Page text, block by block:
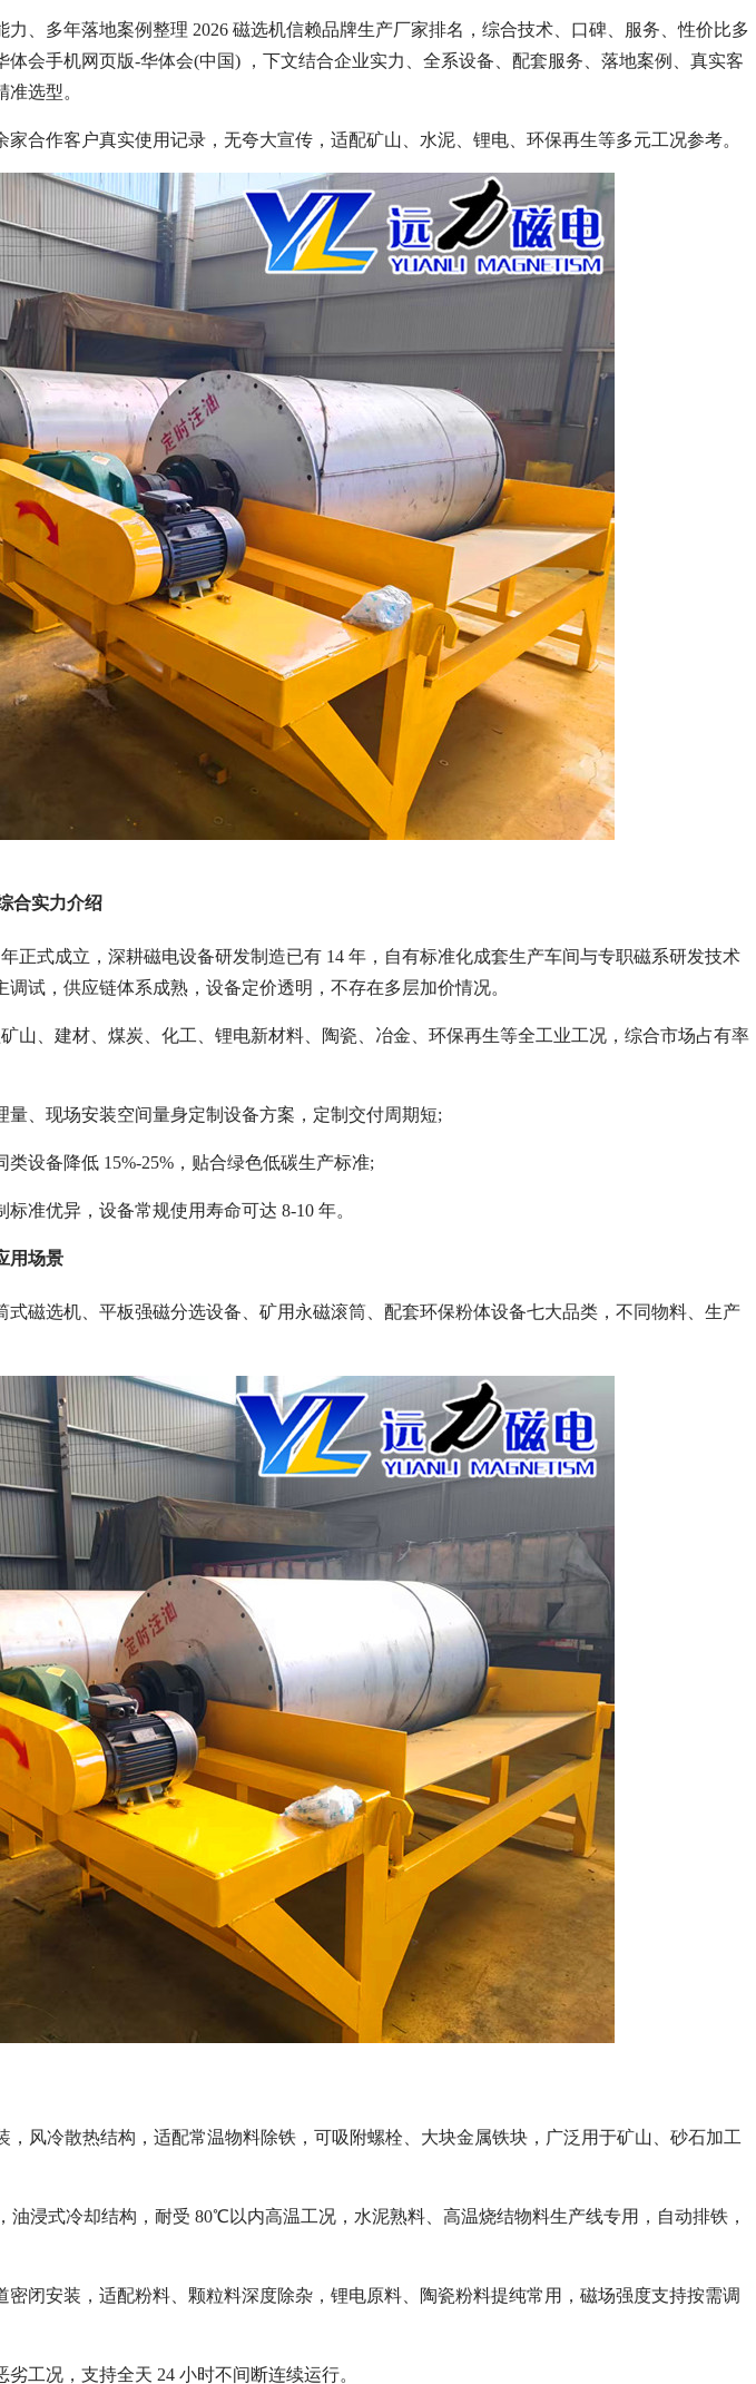
、多年落地案例整理 2026 磁选机信赖品牌生产厂家排名，综合技术、口碑、服务、性价比多
会手机网页版-华体会(中国) ，下文结合企业实力、全系设备、配套服务、落地案例、真实客
选型。
合作客户真实使用记录，无夸大宣传，适配矿山、水泥、锂电、环保再生等多元工况参考。
合实力介绍
正式成立，深耕磁电设备研发制造已有 14 年，自有标准化成套生产车间与专职磁系研发技术
试，供应链体系成熟，设备定价透明，不存在多层加价情况。
山、建材、煤炭、化工、锂电新材料、陶瓷、冶金、环保再生等全工业工况，综合市场占有率
、现场安装空间量身定制设备方案，定制交付周期短;
设备降低 15%-25%，贴合绿色低碳生产标准;
准优异，设备常规使用寿命可达 8-10 年。
用场景
磁选机、平板强磁分选设备、矿用永磁滚筒、配套环保粉体设备七大品类，不同物料、生产
风冷散热结构，适配常温物料除铁，可吸附螺栓、大块金属铁块，广泛用于矿山、砂石加工
浸式冷却结构，耐受 80℃以内高温工况，水泥熟料、高温烧结物料生产线专用，自动排铁，
闭安装，适配粉料、颗粒料深度除杂，锂电原料、陶瓷粉料提纯常用，磁场强度支持按需调
工况，支持全天 24 小时不间断连续运行。